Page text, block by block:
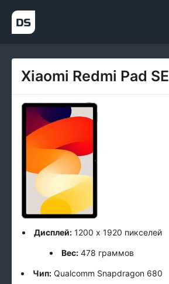
Xiaomi Redmi Pad SE
Дисплей:1200 x 1920 пикселей
Вес: 478 граммов
Чип: Qualcomm Snapdragon 680